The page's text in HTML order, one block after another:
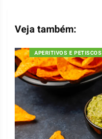
Veja também:
APERITIVOS E PETISCOS